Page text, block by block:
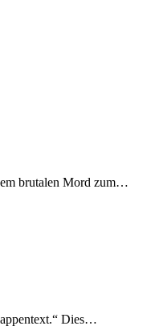
brutalen Mord zum…
Dies…